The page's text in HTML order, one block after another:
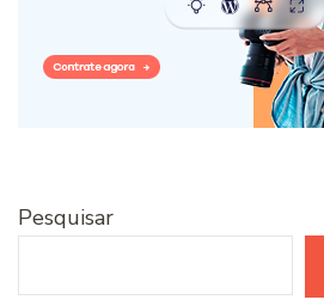
Pesquisar